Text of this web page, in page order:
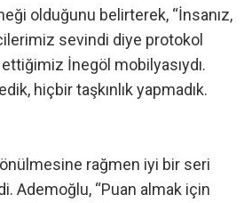
olduğunu belirterek, “İnsanız,
sevindi diye protokol
İnegöl mobilyasıydı.
hiçbir taşkınlık yapmadık.
rağmen iyi bir seri
Ademoğlu, “Puan almak için